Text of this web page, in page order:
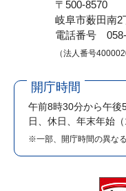
〒500-8570
岐阜市薮田南2
電話番号 058-
（法人番号
開庁時間
午前8時30分から午後
日、休日、年末年始
※一部、開庁時間の異な